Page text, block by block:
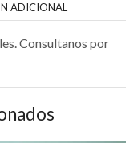
ADICIONAL
Consultanos por